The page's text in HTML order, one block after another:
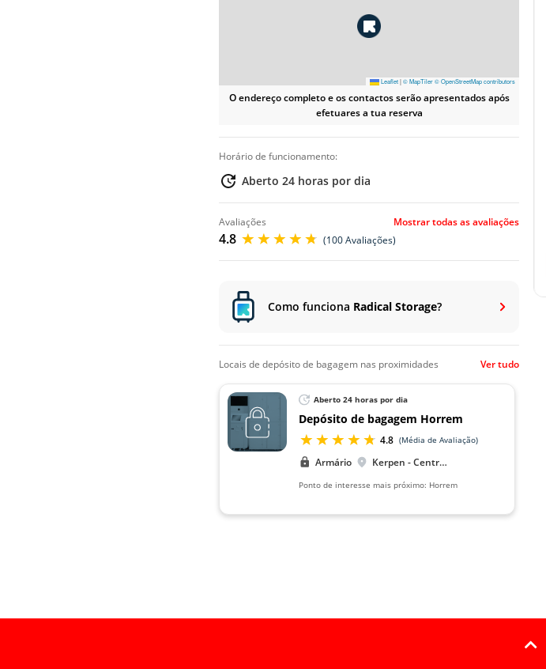
Leaflet|© MapTiler© OpenStreetMap contributors
O endereço completo e os contactos serão apresentados após
efetuares a tua reserva
horário de funcionamento:
Aberto 24 horas por dia
avaliações Mostrar todas as avaliações
4.8 (100 Avaliações)
Como funciona Radical Storage?
locais de depósito de bagagem nas proximidades Ver tudo
Aberto 24 horas por dia
Depósito de bagagem Horrem
4.8 (Média de Avaliação)
Armário Kerpen - Centro da cidade
Ponto de interesse mais próximo: Horrem